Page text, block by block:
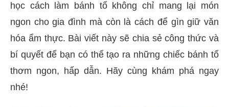
học cách làm bánh tổ không chỉ mang lại món
ngon cho gia đình mà còn là cách để gìn giữ văn
hóa ẩm thực. Bài viết này sẽ chia sẻ công thức và
bí quyết để bạn có thể tạo ra những chiếc bánh tổ
thơm ngon, hấp dẫn. Hãy cùng khám phá ngay
nhé!